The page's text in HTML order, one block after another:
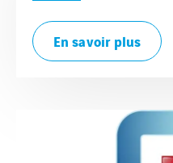
En savoir plus